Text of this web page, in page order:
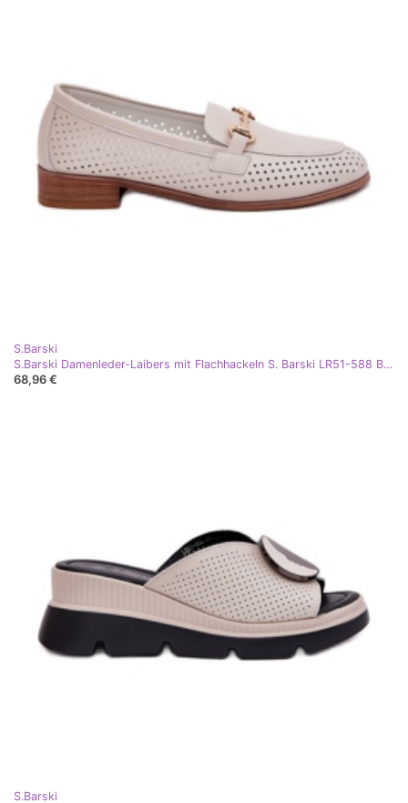
S.Barski
S.Barski Damenleder-Laibers mit Flachhackeln S. Barski LR51-588 Beige
68,96 €
S.Barski